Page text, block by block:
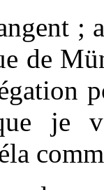
;
de
je